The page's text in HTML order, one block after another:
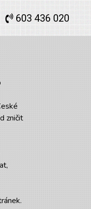
603 436 020
zničit